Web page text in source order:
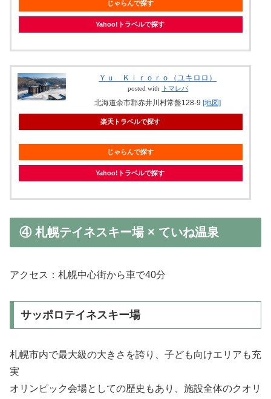
じゃらんで探す
Yahoo!トラベルで探す
Ｙｕ Ｋｉｒｏｒｏ（ユキロロ）
posted with トマレバ
北海道余市郡赤井川村常盤128-9 [地図]
楽天トラベルで探す
じゃらんで探す
Yahoo!トラベルで探す
④ 札幌テイネスキー場 × ていね温泉
アクセス：札幌中心街から車で40分
サッポロテイネスキー場
札幌市内で最大級の大きさを誇り、子ども向けエリアも充
実
オリンピック会場としての歴史もあり、施設全体のクオリ